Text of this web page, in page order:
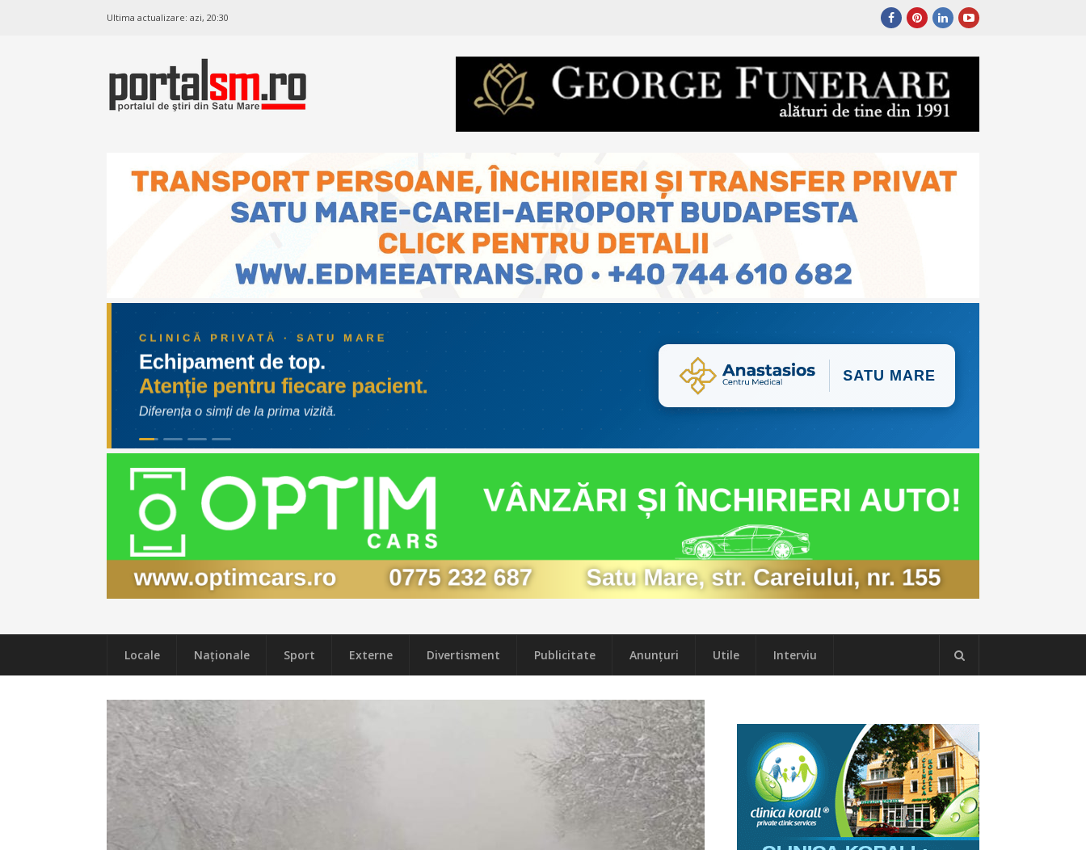
Ultima actualizare: azi, 20:30
Locale Naţionale Sport Externe Divertisment Publicitate Anunțuri Utile Interviu